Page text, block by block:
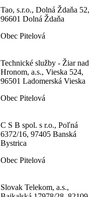
Tao, s.r.o., Dolná Ždaňa 52,
96601 Dolná Ždaňa
Obec Pitelová
Technické služby - Žiar nad
Hronom, a.s., Vieska 524,
96501 Ladomerská Vieska
Obec Pitelová
C S B spol. s r.o., Poľná
6372/16, 97405 Banská
Bystrica
Obec Pitelová
Slovak Telekom, a.s.,